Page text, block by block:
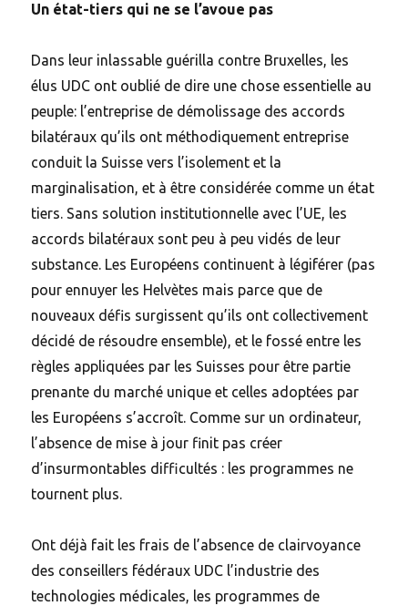
Un état-tiers qui ne se l’avoue pas
Dans leur inlassable guérilla contre Bruxelles, les
élus UDC ont oublié de dire une chose essentielle au
peuple: l’entreprise de démolissage des accords
bilatéraux qu’ils ont méthodiquement entreprise
conduit la Suisse vers l’isolement et la
marginalisation, et à être considérée comme un état
tiers. Sans solution institutionnelle avec l’UE, les
accords bilatéraux sont peu à peu vidés de leur
substance. Les Européens continuent à légiférer (pas
pour ennuyer les Helvètes mais parce que de
nouveaux défis surgissent qu’ils ont collectivement
décidé de résoudre ensemble), et le fossé entre les
règles appliquées par les Suisses pour être partie
prenante du marché unique et celles adoptées par
les Européens s’accroît. Comme sur un ordinateur,
l’absence de mise à jour finit pas créer
d’insurmontables difficultés : les programmes ne
tournent plus.
Ont déjà fait les frais de l’absence de clairvoyance
des conseillers fédéraux UDC l’industrie des
technologies médicales, les programmes de